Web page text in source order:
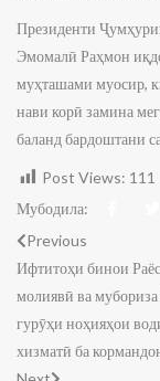
Президенти
Эмомалӣ Раҳмон
муҳташами муосир,
нави корӣ замина
баланд бардоштани
Post Views: 111
Мубодила:
Previous
Ифтитоҳи бинои
молиявӣ ва
гурӯҳи ноҳияҳои
хизматӣ ба